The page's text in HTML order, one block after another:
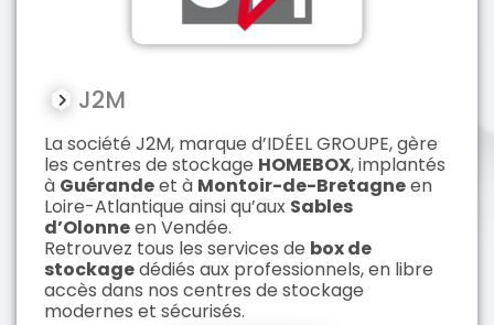
J2M
La société J2M, marque d’IDÉEL GROUPE, gère
les centres de stockage HOMEBOX, implantés
à Guérandeet à Montoir-de-Bretagneen
Loire-Atlantique ainsi qu’aux Sables
d’Olonneen Vendée.
Retrouvez tous les services de box de
stockagedédiés aux professionnels, en libre
accès dans nos centres de stockage
modernes et sécurisés.